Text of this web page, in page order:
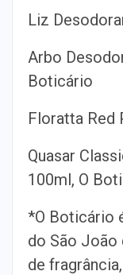
Liz
Arbo
Boticário
Floratta Red
Quasar
100ml, O
*O Boticário
do São João
de